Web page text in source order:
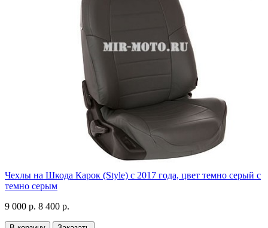
Чехлы на Шкода Карок (Style) с 2017 года, цвет темно серый с
темно серым
9 000 р. 8 400 р.